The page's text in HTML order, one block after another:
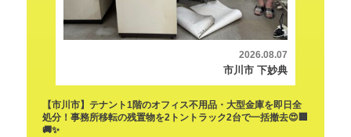
2026.08.07
市川市 下妙典
【市川市】テナント1階のオフィス不用品・大型金庫を即日全
処分！事務所移転の残置物を2トントラック2台で一括撤去😍🏢
🚚✨